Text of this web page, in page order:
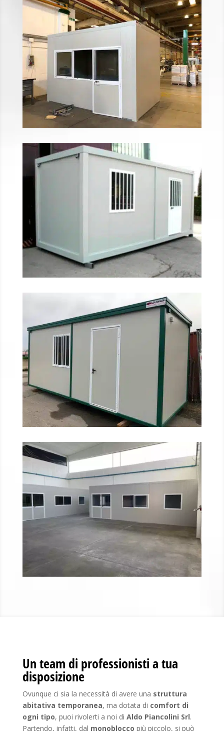
Un team di professionisti a tua
disposizione
Ovunque ci sia la necessità di avere una struttura
abitativa temporanea, ma dotata di comfort di
ogni tipo, puoi rivolerti a noi di Aldo Piancolini Srl.
Partendo, infatti, dal monoblocco più piccolo, si può